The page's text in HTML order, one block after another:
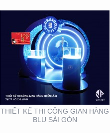
THIẾT KẾ THI CÔNG GIAN HÀNG
BLU SÀI GÒN
THIẾT KẾ THI CÔNG
BẢNG HIỆU QUẬN 1